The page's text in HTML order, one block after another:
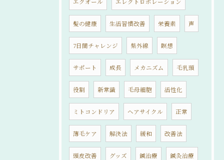
髪の健康 生活習慣改善 栄養素 声
7日間チャレンジ 紫外線 瞑想
サポート 成長 メカニズム 毛乳頭
役割 新常識 毛母細胞 活性化
ミトコンドリア ヘアサイクル 正常
薄毛ケア 解決法 緩和 改善法
頭皮改善 グッズ 鍼治療 鍼灸治療